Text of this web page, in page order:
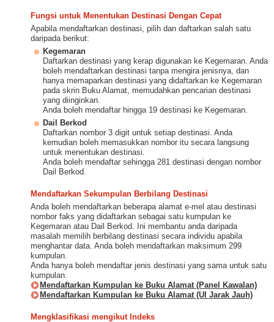
Fungsi untuk Menentukan Destinasi Dengan Cepat
Apabila mendaftarkan destinasi, pilih dan daftarkan salah satu
daripada berikut:
Kegemaran
Daftarkan destinasi yang kerap digunakan ke Kegemaran. Anda
boleh mendaftarkan destinasi tanpa mengira jenisnya, dan
hanya memaparkan destinasi yang didaftarkan ke Kegemaran
pada skrin Buku Alamat, memudahkan pencarian destinasi
yang diinginkan.
Anda boleh mendaftar hingga 19 destinasi ke Kegemaran.
Dail Berkod
Daftarkan nombor 3 digit untuk setiap destinasi. Anda
kemudian boleh memasukkan nombor itu secara langsung
untuk menentukan destinasi.
Anda boleh mendaftar sehingga 281 destinasi dengan nombor
Dail Berkod.
Mendaftarkan Sekumpulan Berbilang Destinasi
Anda boleh mendaftarkan beberapa alamat e-mel atau destinasi
nombor faks yang didaftarkan sebagai satu kumpulan ke
Kegemaran atau Dail Berkod. Ini membantu anda daripada
masalah memilih berbilang destinasi secara individu apabila
menghantar data. Anda boleh mendaftarkan maksimum 299
kumpulan.
Anda hanya boleh mendaftar jenis destinasi yang sama untuk satu
kumpulan.
Mendaftarkan Kumpulan ke Buku Alamat (Panel Kawalan)
Mendaftarkan Kumpulan ke Buku Alamat (UI Jarak Jauh)
Mengklasifikasi mengikut Indeks